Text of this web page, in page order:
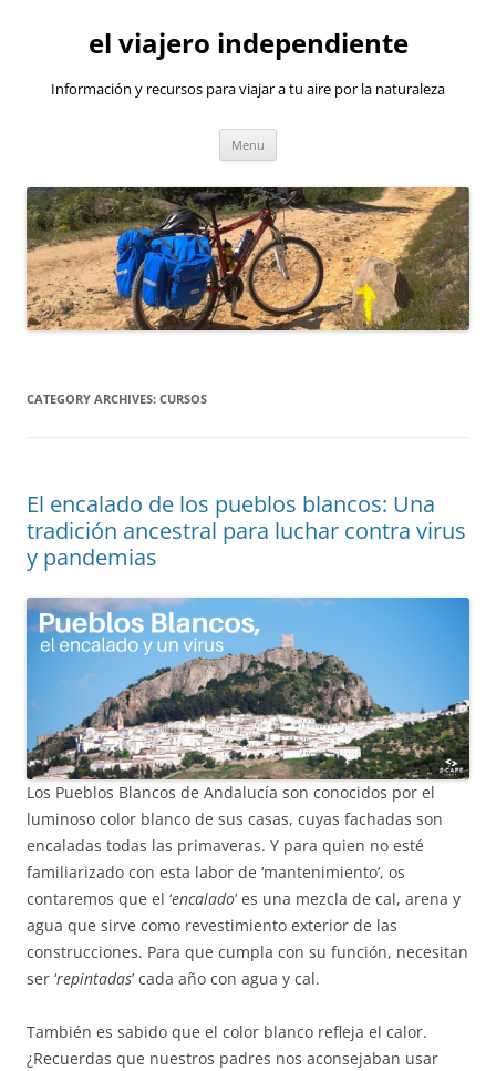
el viajero independiente
Información y recursos para viajar a tu aire por la naturaleza
Menu
CATEGORY ARCHIVES: CURSOS
El encalado de los pueblos blancos: Una
tradición ancestral para luchar contra virus
y pandemias
Los Pueblos Blancos de Andalucía son conocidos por el
luminoso color blanco de sus casas, cuyas fachadas son
encaladas todas las primaveras. Y para quien no esté
familiarizado con esta labor de ‘mantenimiento’, os
contaremos que el ‘encalado’ es una mezcla de cal, arena y
agua que sirve como revestimiento exterior de las
construcciones. Para que cumpla con su función, necesitan
ser ‘repintadas’ cada año con agua y cal.
También es sabido que el color blanco refleja el calor.
¿Recuerdas que nuestros padres nos aconsejaban usar